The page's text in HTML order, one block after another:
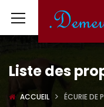
Liste des
ACCUEIL ÉCURIE DE